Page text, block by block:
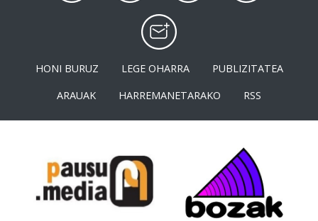
HONI BURUZ LEGE OHARRA
PUBLIZITATEA
ARAUAK
HARREMANETARAKO RSS